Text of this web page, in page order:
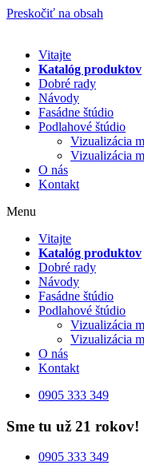
Preskočiť na obsah
Vitajte
Katalóg produktov
Dobré rady
Návody
Fasádne štúdio
Podlahové štúdio
Vizualizácia
Vizualizácia
O nás
Kontakt
Menu
Vitajte
Katalóg produktov
Dobré rady
Návody
Fasádne štúdio
Podlahové štúdio
Vizualizácia
Vizualizácia
O nás
Kontakt
0905 333 349
Sme tu už 21 rokov!
0905 333 349